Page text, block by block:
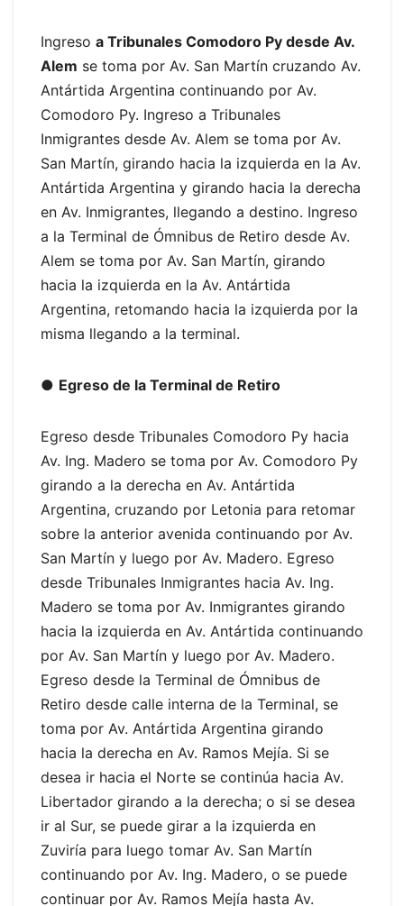
Ingreso a Tribunales Comodoro Py desde Av.
Alem se toma por Av. San Martín cruzando Av.
Antártida Argentina continuando por Av.
Comodoro Py. Ingreso a Tribunales
Inmigrantes desde Av. Alem se toma por Av.
San Martín, girando hacia la izquierda en la Av.
Antártida Argentina y girando hacia la derecha
en Av. Inmigrantes, llegando a destino. Ingreso
a la Terminal de Ómnibus de Retiro desde Av.
Alem se toma por Av. San Martín, girando
hacia la izquierda en la Av. Antártida
Argentina, retomando hacia la izquierda por la
misma llegando a la terminal.
● Egreso de la Terminal de Retiro
Egreso desde Tribunales Comodoro Py hacia
Av. Ing. Madero se toma por Av. Comodoro Py
girando a la derecha en Av. Antártida
Argentina, cruzando por Letonia para retomar
sobre la anterior avenida continuando por Av.
San Martín y luego por Av. Madero. Egreso
desde Tribunales Inmigrantes hacia Av. Ing.
Madero se toma por Av. Inmigrantes girando
hacia la izquierda en Av. Antártida continuando
por Av. San Martín y luego por Av. Madero.
Egreso desde la Terminal de Ómnibus de
Retiro desde calle interna de la Terminal, se
toma por Av. Antártida Argentina girando
hacia la derecha en Av. Ramos Mejía. Si se
desea ir hacia el Norte se continúa hacia Av.
Libertador girando a la derecha; o si se desea
ir al Sur, se puede girar a la izquierda en
Zuviría para luego tomar Av. San Martín
continuando por Av. Ing. Madero, o se puede
continuar por Av. Ramos Mejía hasta Av.